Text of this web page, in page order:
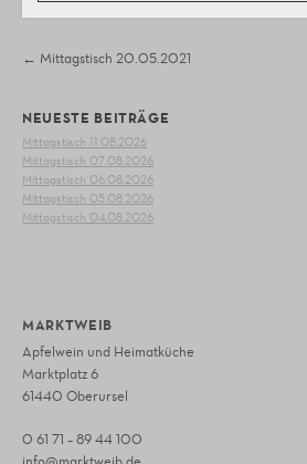
Post navigation
← Mittagstisch 20.05.2021
NEUESTE BEITRÄGE
Mittagstisch 11.08.2026
Mittagstisch 07.08.2026
Mittagstisch 06.08.2026
Mittagstisch 05.08.2026
Mittagstisch 04.08.2026
MARKTWEIB
Apfelwein und Heimatküche
Marktplatz 6
61440 Oberursel
0 61 71 – 89 44 100